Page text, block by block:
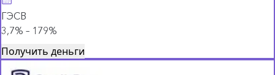
ГЭСВ
3,7% – 179%
Получить деньги